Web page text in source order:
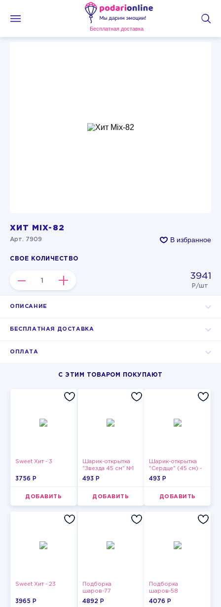
Бесплатная доставка
ХИТ MIX-82
Арт. 7909 В избранное
СВОЕ КОЛИЧЕСТВО
– + 3941
Р/шт
ОПИСАНИЕ
БЕСПЛАТНАЯ ДОСТАВКА
ОПЛАТА
С ЭТИМ ТОВАРОМ ПОКУПАЮТ
Sweet Хит - 3
3756 P
ДОБАВИТЬ
Шарик-открытка
"Звезда 45 см" №1
493 P
ДОБАВИТЬ
Шарик-открытка
"Сердце" (45 см) -
2
493 P
ДОБАВИТЬ
Sweet Хит - 23
3965 P
Подборка
шаров-77
4892 P
Подборка
шаров-58
4076 P